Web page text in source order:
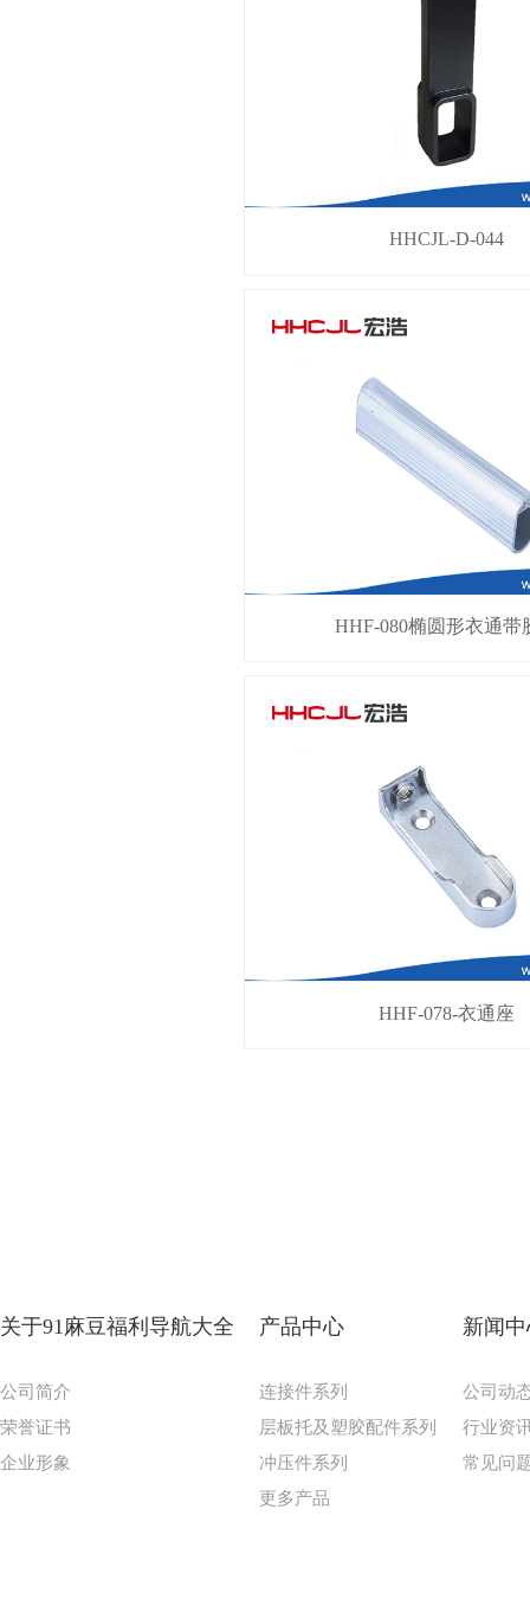
HHCJL-D-044
HHF-080椭圆形衣通带
HHF-078-衣通座
关于91麻豆福利导航大全
公司简介
荣誉证书
企业形象
产品中心
连接件系列
层板托及塑胶配件系列
冲压件系列
更多产品
新闻
公司动
行业资
常见问